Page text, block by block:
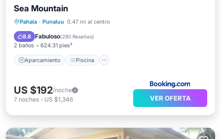
Sea Mountain
Pahala · Punaluu 0.47 mi al centro
8.8 Fabuloso(280 Reseñas)
2 baños 624.31 pies²
Aparcamiento Piscina
Aparcamiento Piscina
Apto para niños
US $192/noche
7 noches - US $1,346 VER OFERTA